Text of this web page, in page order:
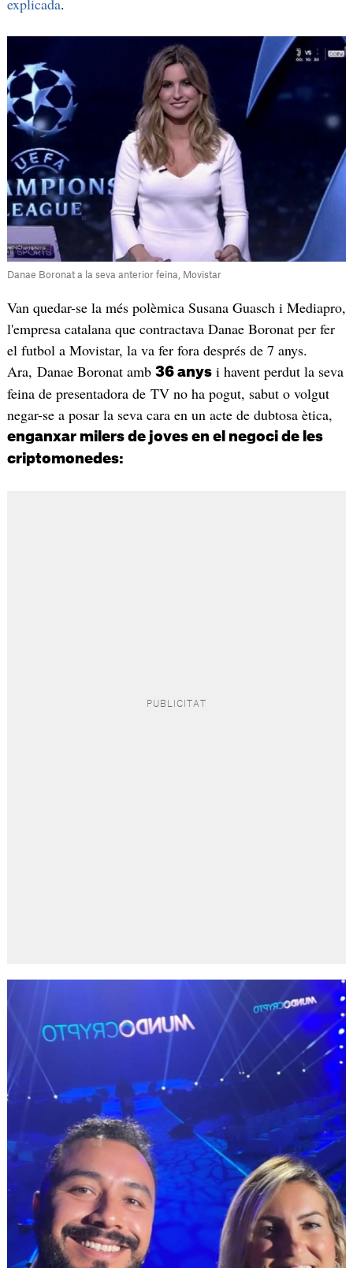
explicada.
Danae Boronat a la seva anterior feina, Movistar
Van quedar-se la més polèmica Susana Guasch i Mediapro,
l'empresa catalana que contractava Danae Boronat per fer
el futbol a Movistar, la va fer fora després de 7 anys.
Ara, Danae Boronat amb 36 anysi havent perdut la seva
feina de presentadora de TV no ha pogut, sabut o volgut
negar-se a posar la seva cara en un acte de dubtosa ètica,
enganxar milers de joves en el negoci de les
criptomonedes: